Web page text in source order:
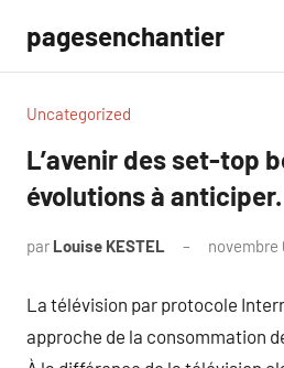
contenu
pagesenchantier
Uncategorized
L’avenir des set-top
évolutions à anticiper.
par Louise KESTEL novembre
La télévision par protocole
approche de la consommation